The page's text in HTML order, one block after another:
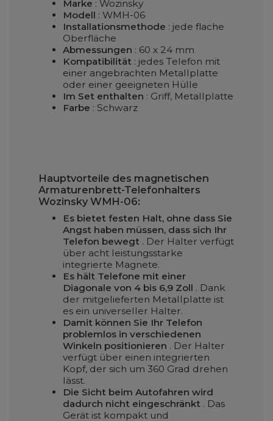
Marke : Wozinsky
Modell : WMH-06
Installationsmethode : jede flache
Oberfläche
Abmessungen : 60 x 24 mm
Kompatibilität : jedes Telefon mit
einer angebrachten Metallplatte
oder einer geeigneten Hülle
Im Set enthalten : Griff, Metallplatte
Farbe : Schwarz
Hauptvorteile des magnetischen
Armaturenbrett-Telefonhalters
Wozinsky WMH-06:
Es bietet festen Halt, ohne dass Sie
Angst haben müssen, dass sich Ihr
Telefon bewegt . Der Halter verfügt
über acht leistungsstarke
integrierte Magnete.
Es hält Telefone mit einer
Diagonale von 4 bis 6,9 Zoll . Dank
der mitgelieferten Metallplatte ist
es ein universeller Halter.
Damit können Sie Ihr Telefon
problemlos in verschiedenen
Winkeln positionieren . Der Halter
verfügt über einen integrierten
Kopf, der sich um 360 Grad drehen
lässt.
Die Sicht beim Autofahren wird
dadurch nicht eingeschränkt . Das
Gerät ist kompakt und